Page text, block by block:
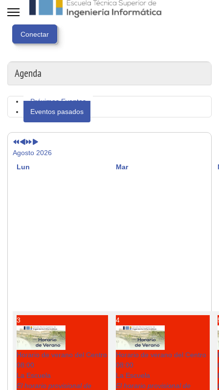
Agenda
Próximos Eventos
Eventos pasados
anterior
Agosto 2026
Lun
Mar
3
Horario de verano del Centro
08:00
La Escuela
El horario provisional de
4
Horario de verano del Centro
08:00
La Escuela
El horario provisional de